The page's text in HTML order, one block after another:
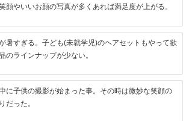
顔やいいお顔の写真が多くあれば満足度が上がる。
暑すぎる。子ども(未就学児)のヘアセットもやって欲
のラインナップが少ない。
に子供の撮影が始まった事。その時は微妙な笑顔の
だった。